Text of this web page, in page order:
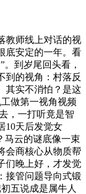
师线上对话的视
底安定的一年。看
到岁尾回头看，
到的视角：村落反
其实不消怕？是这
做第一视角视频
，一打听竟是智
10天后发觉女
马云的谜底像一束
会商核心从物质帮
们晚上好，才发觉
接管问题导向式锻
五说成是属牛人